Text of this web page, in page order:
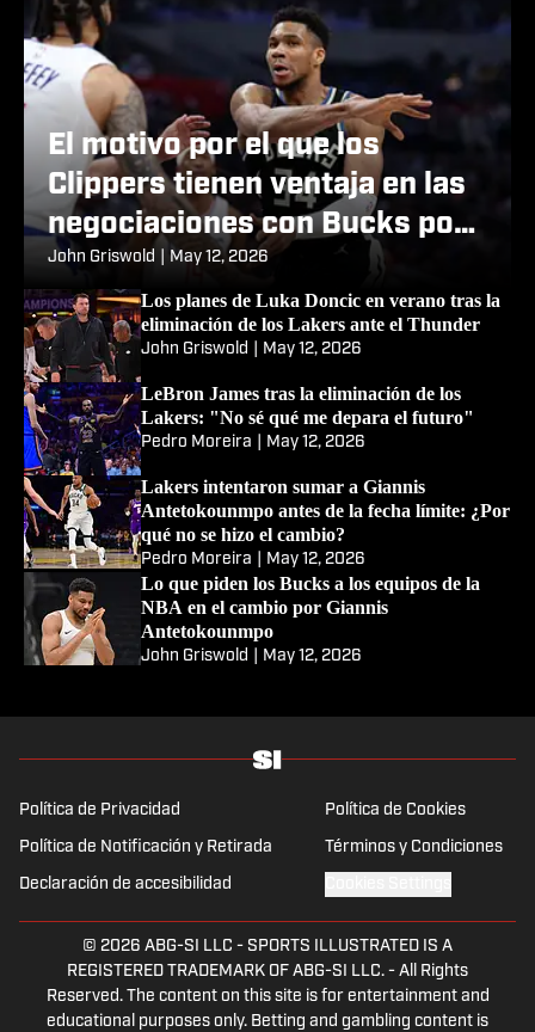
El motivo por el que los
Clippers tienen ventaja en las
negociaciones con Bucks por
Giannis Antetokounmpo
John Griswold May 12, 2026
Los planes de Luka Doncic en verano tras la
eliminación de los Lakers ante el Thunder
John Griswold May 12, 2026
LeBron James tras la eliminación de los
Lakers: "No sé qué me depara el futuro"
Pedro Moreira May 12, 2026
Lakers intentaron sumar a Giannis
Antetokounmpo antes de la fecha límite: ¿Por
qué no se hizo el cambio?
Pedro Moreira May 12, 2026
Lo que piden los Bucks a los equipos de la
NBA en el cambio por Giannis
Antetokounmpo
John Griswold May 12, 2026
Política de Privacidad Política de Cookies
Política de Notificación y Retirada Términos y Condiciones
Declaración de accesibilidad
© 2026 ABG-SI LLC - SPORTS ILLUSTRATED IS A
REGISTERED TRADEMARK OF ABG-SI LLC. - All Rights
Reserved. The content on this site is for entertainment and
educational purposes only. Betting and gambling content is